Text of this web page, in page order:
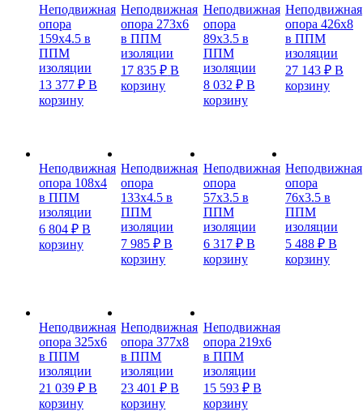
Неподвижная
опора
159х4.5 в
ППМ
изоляции
13 377 ₽ В
корзину
Неподвижная
опора 273х6
в ППМ
изоляции
17 835₽ В
корзину
Неподвижная
опора
89х3.5 в
ППМ
изоляции
8 032 ₽ В
корзину
Неподвижная
опора 426х8
в ППМ
изоляции
27 143 ₽ В
корзину
Неподвижная
опора 108х4
в ППМ
изоляции
6 804 ₽ В
корзину
Неподвижная
опора
133х4.5 в
ППМ
изоляции
7 985₽ В
корзину
Неподвижная
опора
57х3.5 в
ППМ
изоляции
6 317 ₽ В
корзину
Неподвижная
опора
76х3.5 в
ППМ
изоляции
5 488 ₽ В
корзину
Неподвижная
опора 325х6
в ППМ
изоляции
21 039 ₽ В
корзину
Неподвижная
опора 377х8
в ППМ
изоляции
23 401₽ В
корзину
Неподвижная
опора 219х6
в ППМ
изоляции
15 593 ₽ В
корзину